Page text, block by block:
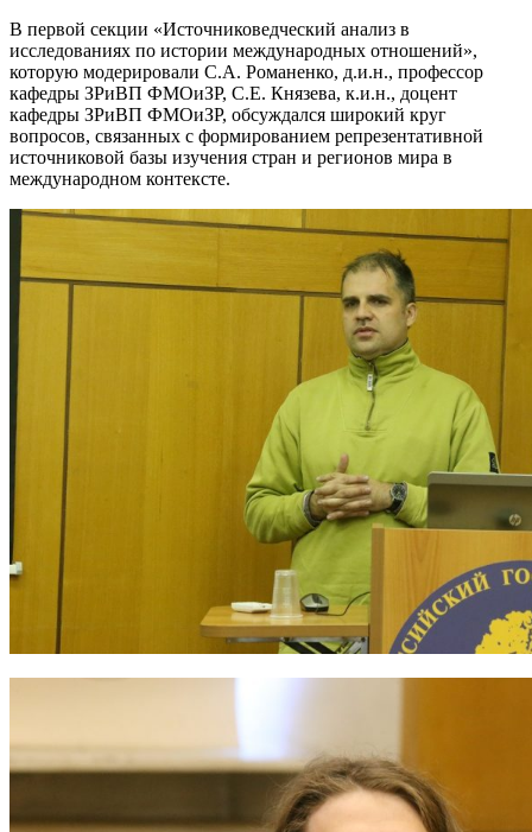
В первой секции «Источниковедческий анализ в
исследованиях по истории международных отношений»,
которую модерировали С.А. Романенко, д.и.н., профессор
кафедры ЗРиВП ФМОиЗР, С.Е. Князева, к.и.н., доцент
кафедры ЗРиВП ФМОиЗР, обсуждался широкий круг
вопросов, связанных с формированием репрезентативной
источниковой базы изучения стран и регионов мира в
международном контексте.